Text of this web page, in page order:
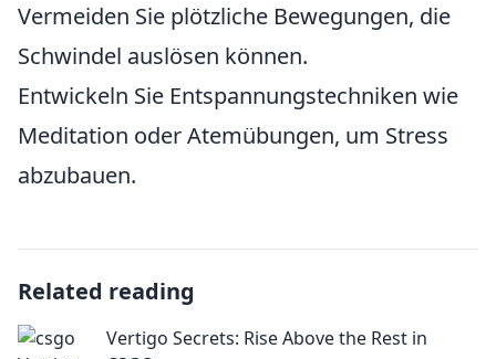
Vermeiden Sie plötzliche Bewegungen, die
Schwindel auslösen können.
Entwickeln Sie Entspannungstechniken wie
Meditation oder Atemübungen, um Stress
abzubauen.
Related reading
Vertigo Secrets: Rise Above the Rest in